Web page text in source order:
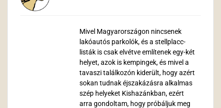
Mivel Magyarországon nincsenek
lakóautós parkolók, és a stellplacc-
listák is csak elvétve említenek egy-két
helyet, azok is kempingek, és mivel a
tavaszi találkozón kiderült, hogy azért
sokan tudnak éjszakázásra alkalmas
szép helyeket Kishazánkban, ezért
arra gondoltam, hogy próbáljuk meg